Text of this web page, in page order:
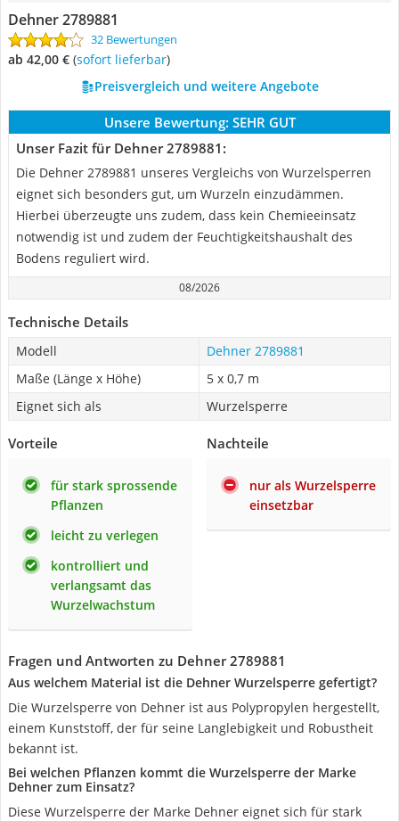
Dehner 2789881
32 Bewertungen
ab 42,00 € ( Sofort lieferbar)
Preisvergleich und weitere Angebote
Unsere Bewertung: SEHR GUT
Unser Fazit für Dehner 2789881:
Die Dehner 2789881 unseres Vergleichs von Wurzelsperren
eignet sich besonders gut, um Wurzeln einzudämmen.
Hierbei überzeugte uns zudem, dass kein Chemieeinsatz
notwendig ist und zudem der Feuchtigkeitshaushalt des
Bodens reguliert wird.
08/2026
Technische Details
Modell
Dehner 2789881
Maße (Länge x Höhe)
5 x 0,7 m
Eignet sich als
Wurzelsperre
Vorteile
für stark sprossende
Pflanzen
leicht zu verlegen
kontrolliert und
verlangsamt das
Wurzelwachstum
Nachteile
nur als Wurzelsperre
einsetzbar
Fragen und Antworten zu Dehner 2789881
Aus welchem Material ist die Dehner Wurzelsperre gefertigt?
Die Wurzelsperre von Dehner ist aus Polypropylen hergestellt,
einem Kunststoff, der für seine Langlebigkeit und Robustheit
bekannt ist.
Bei welchen Pflanzen kommt die Wurzelsperre der Marke
Dehner zum Einsatz?
Diese Wurzelsperre der Marke Dehner eignet sich für stark